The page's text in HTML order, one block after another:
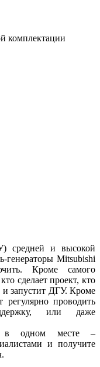
комплектации
средней и высокой
генераторы Mitsubishi
Кроме самого
сделает проект, кто
и запустит ДГУ. Кроме
регулярно проводить
или даже
в одном месте –
и получите